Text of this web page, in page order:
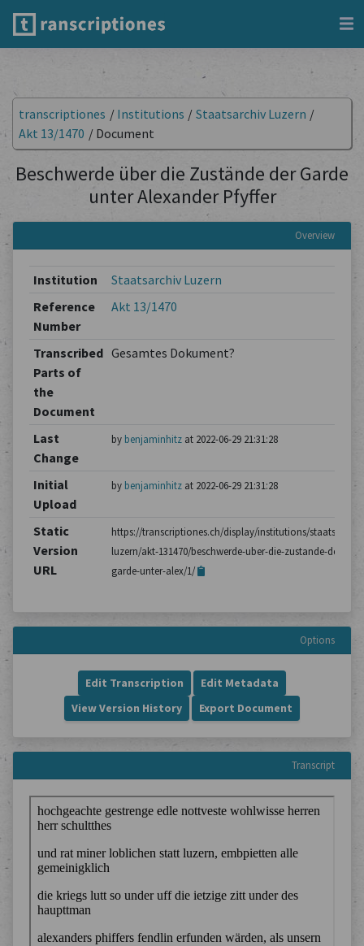
transcriptiones / Institutions / Staatsarchiv Luzern /
Akt 13/1470 / Document
Beschwerde über die Zustände der Garde
unter Alexander Pfyffer
Overview
Institution
Staatsarchiv Luzern
Reference
Number
Akt 13/1470
Transcribed
Parts of
the
Document
Gesamtes Dokument?
Last
Change
by benjaminhitzat 2022-06-29 21:31:28
Initial
Upload
by benjaminhitzat 2022-06-29 21:31:28
Static
Version
URL
https://transcriptiones.ch/display/institutions/
luzern/akt-131470/beschwerde-uber-die-zustande-der-
garde-unter-alex/1/
Options
Edit Transcription
Edit Metadata
View Version History
Export Document
Transcript